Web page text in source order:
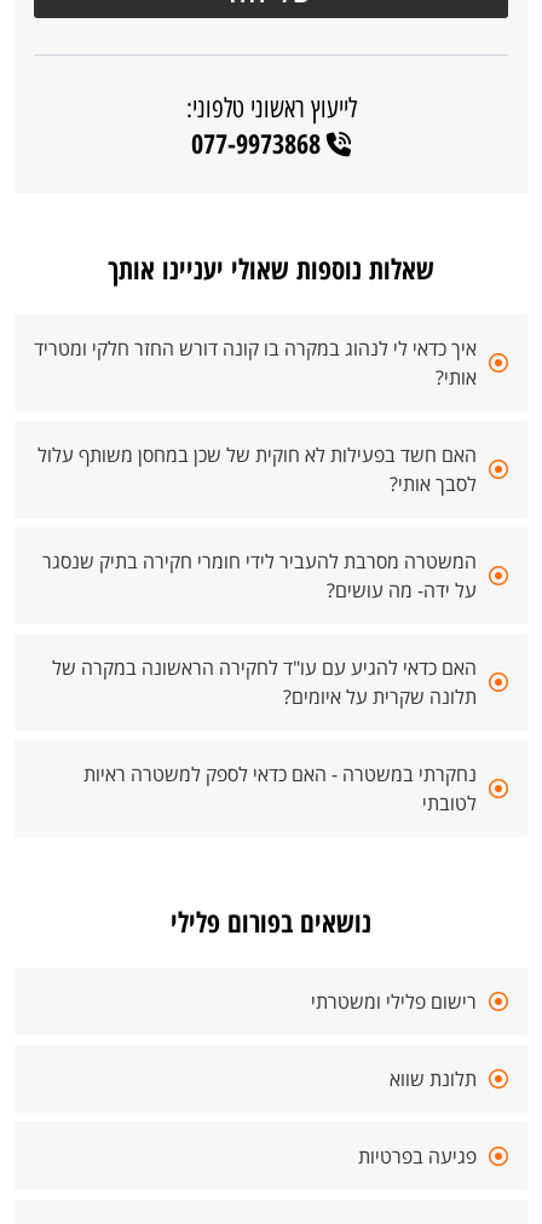
לייעוץ ראשוני טלפוני:
077-9973868
שאלות נוספות שאולי יעניינו אותך
איך כדאי לי לנהוג במקרה בו קונה דורש החזר חלקי ומטריד
אותי?
האם חשד בפעילות לא חוקית של שכן במחסן משותף עלול
לסבך אותי?
המשטרה מסרבת להעביר לידי חומרי חקירה בתיק שנסגר
על ידה- מה עושים?
האם כדאי להגיע עם עו"ד לחקירה הראשונה במקרה של
תלונה שקרית על איומים?
נחקרתי במשטרה - האם כדאי לספק למשטרה ראיות
לטובתי
נושאים בפורום פלילי
רישום פלילי ומשטרתי
תלונת שווא
פגיעה בפרטיות